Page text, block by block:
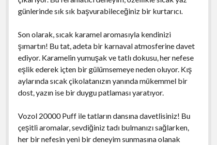
günlerinde sık sık başvurabileceğiniz bir kurtarıcı.
Son olarak, sıcak karamel aromasıyla kendinizi
şımartın! Bu tat, adeta bir karnaval atmosferine davet
ediyor. Karamelin yumuşak ve tatlı dokusu, her nefese
eşlik ederek içten bir gülümsemeye neden oluyor. Kış
aylarında sıcak çikolatanızın yanında mükemmel bir
dost, yazın ise bir duygu patlaması yaratıyor.
Vozol 20000 Puff ile tatların dansına davetlisiniz! Bu
çeşitli aromalar, sevdiğiniz tadı bulmanızı sağlarken,
her bir nefesin yeni bir deneyim sunmasına olanak